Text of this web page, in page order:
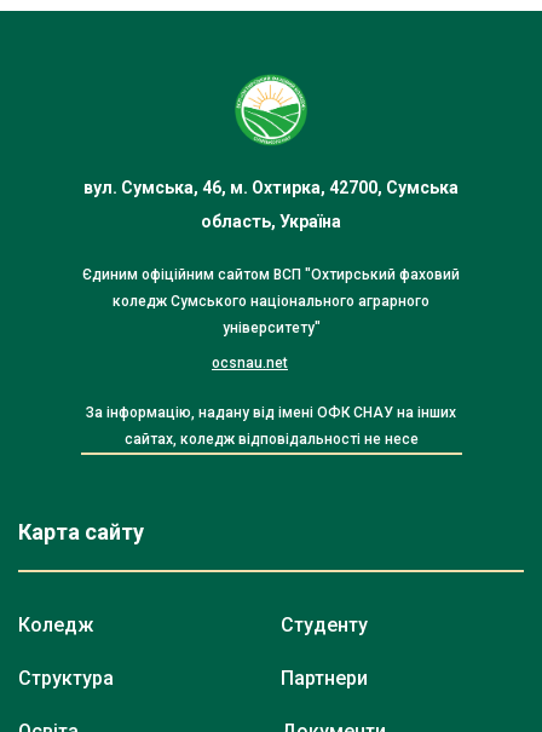
вул. Сумська, 46, м. Охтирка, 42700, Сумська
область, Україна
Єдиним офіційним сайтом ВСП "Охтирський фаховий
коледж Сумського національного аграрного
університету"
ocsnau.net
За інформацію, надану від імені ОФК СНАУ на інших
сайтах, коледж відповідальності не несе
Карта сайту
Коледж
Структура
Студенту
Партнери